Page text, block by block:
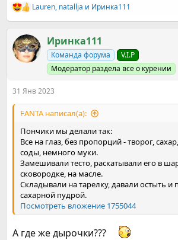
Р
е
к
ц
и
Lauren, natallja и Иринка111
Иринка111
Команда форума
V.I.P
Модератор раздела все о курении
31 Янв 2023
FANTA написал(а):
Пончики мы делали так:
Все на глаз, без пропорций - творог,
соды, немного муки.
Замешивали тесто, раскатывали его в
сковородке, на масле.
Складывали на тарелку, давали остыть и
сахарной пудрой.
Посмотреть вложение 1755044
А где же дырочки???